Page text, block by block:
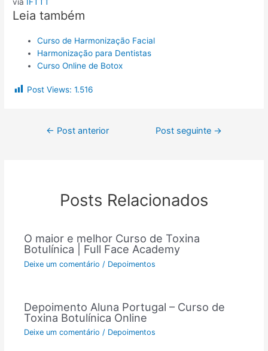
Leia também
Curso de Harmonização Facial
Harmonização para Dentistas
Curso Online de Botox
Post Views: 1.516
← Post anterior Post seguinte →
Posts Relacionados
O maior e melhor Curso de Toxina
Botulínica | Full Face Academy
Deixe um comentário / Depoimentos
Depoimento Aluna Portugal – Curso de
Toxina Botulínica Online
Deixe um comentário / Depoimentos